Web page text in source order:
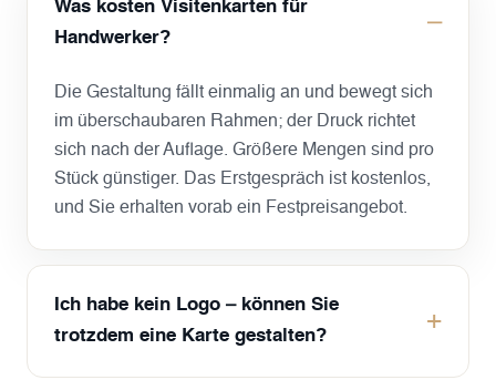
Was kosten Visitenkarten für
Handwerker?
Die Gestaltung fällt einmalig an und bewegt sich
im überschaubaren Rahmen; der Druck richtet
sich nach der Auflage. Größere Mengen sind pro
Stück günstiger. Das Erstgespräch ist kostenlos,
und Sie erhalten vorab ein Festpreisangebot.
Ich habe kein Logo – können Sie
trotzdem eine Karte gestalten?